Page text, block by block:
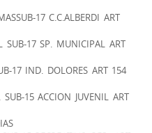
17 C.C.ALBERDI ART
SUB-17 SP. MUNICIPAL ART
17 IND. DOLORES ART 154
15 ACCION JUVENIL ART